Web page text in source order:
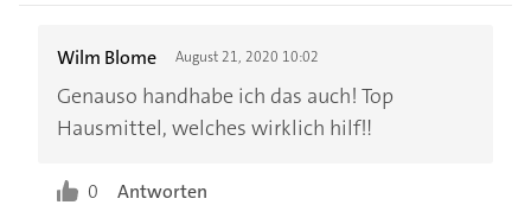
Wilm Blome August 21, 2020 10:02
Genauso handhabe ich das auch! Top
Hausmittel, welches wirklich hilf!!
0 Antworten